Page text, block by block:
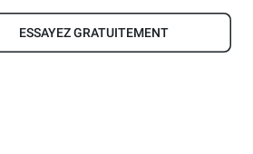
ESSAYEZ GRATUITEMENT